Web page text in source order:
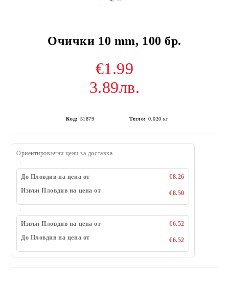
Очички 10 mm, 100 бр.
€1.99
3.89лв.
Код: 51879 Тегло: 0.020 кг
Ориентировъчни цени за доставка
До Пловдив на цена от
€8.26
Извън Пловдив на цена от
€8.50
Извън Пловдив на цена от
€6.52
До Пловдив на цена от
€6.52